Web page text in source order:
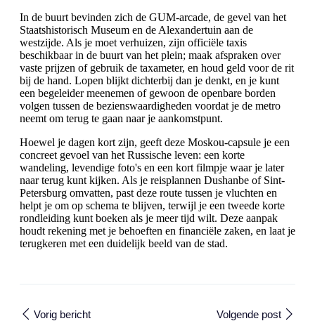
In de buurt bevinden zich de GUM-arcade, de gevel van het
Staatshistorisch Museum en de Alexandertuin aan de
westzijde. Als je moet verhuizen, zijn officiële taxis
beschikbaar in de buurt van het plein; maak afspraken over
vaste prijzen of gebruik de taxameter, en houd geld voor de rit
bij de hand. Lopen blijkt dichterbij dan je denkt, en je kunt
een begeleider meenemen of gewoon de openbare borden
volgen tussen de bezienswaardigheden voordat je de metro
neemt om terug te gaan naar je aankomstpunt.
Hoewel je dagen kort zijn, geeft deze Moskou-capsule je een
concreet gevoel van het Russische leven: een korte
wandeling, levendige foto's en een kort filmpje waar je later
naar terug kunt kijken. Als je reisplannen Dushanbe of Sint-
Petersburg omvatten, past deze route tussen je vluchten en
helpt je om op schema te blijven, terwijl je een tweede korte
rondleiding kunt boeken als je meer tijd wilt. Deze aanpak
houdt rekening met je behoeften en financiële zaken, en laat je
terugkeren met een duidelijk beeld van de stad.
Vorig bericht Volgende post